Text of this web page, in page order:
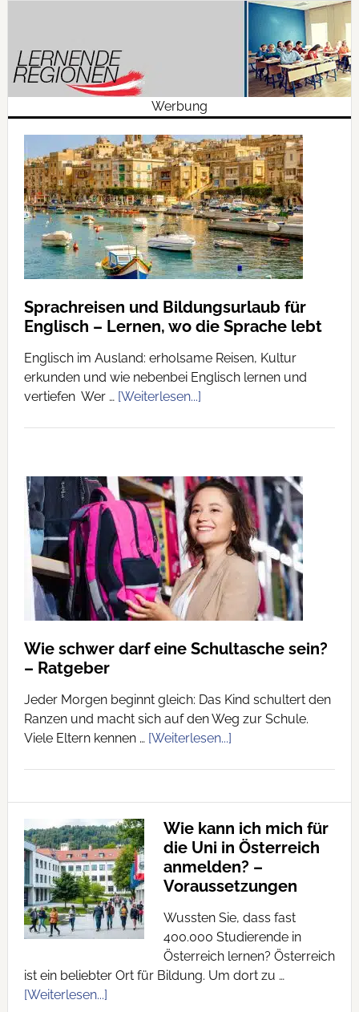
Werbung
Sprachreisen und Bildungsurlaub für
Englisch – Lernen, wo die Sprache lebt
Englisch im Ausland: erholsame Reisen, Kultur
erkunden und wie nebenbei Englisch lernen und
vertiefen Wer … [Weiterlesen...]
Wie schwer darf eine Schultasche sein?
– Ratgeber
Jeder Morgen beginnt gleich: Das Kind schultert den
Ranzen und macht sich auf den Weg zur Schule.
Viele Eltern kennen … [Weiterlesen...]
Wie kann ich mich für
die Uni in Österreich
anmelden? –
Voraussetzungen
Wussten Sie, dass fast
400.000 Studierende in
Österreich lernen? Österreich
ist ein beliebter Ort für Bildung. Um dort zu …
[Weiterlesen...]